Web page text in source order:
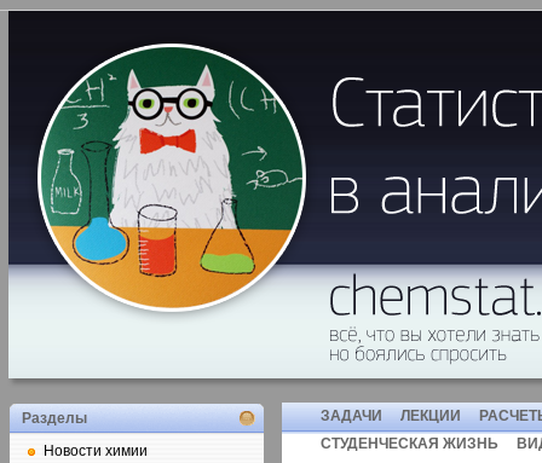
ЗАДАЧИ ЛЕКЦИИ
СТУДЕНЧЕСКАЯ ЖИЗНЬ
Разделы
Новости химии